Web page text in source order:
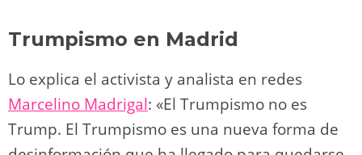
Trumpismo en Madrid
Lo explica el activista y analista en redes
Marcelino Madrigal: «El Trumpismo no es
Trump. El Trumpismo es una nueva forma de